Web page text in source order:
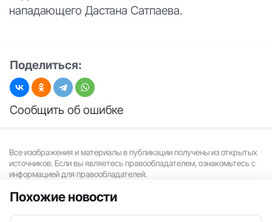
нападающего Дастана Сатпаева.
Поделиться:
Сообщить об ошибке
Все изображения и материалы в публикации получены из открытых
источников. Если вы являетесь правообладателем, ознакомьтесь с
информацией для правообладателей.
Похожие новости